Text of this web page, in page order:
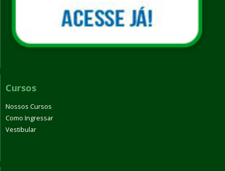
Cursos
Nossos Cursos
Como Ingressar
Vestibular